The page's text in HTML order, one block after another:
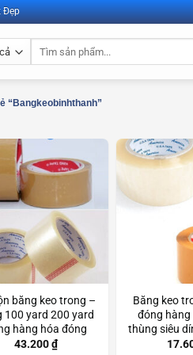
Đẹp
“bangkeobinhthanh”
băng keo trong –
100 yard 200 yard
hàng hóa đóng
siêu dính Scd3933
43.200₫
Băng keo
đóng
thùng siêu
200 yard